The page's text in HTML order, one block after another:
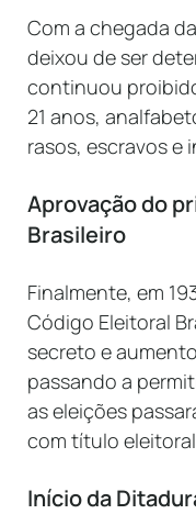
Com a chegada
deixou de ser
continuou
21 anos,
rasos, escravos e
Aprovação do
Brasileiro
Finalmente, em
Código Eleitoral
secreto e
passando a
as eleições
com título
Início da